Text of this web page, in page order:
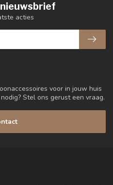
voor in jouw huis
Stel ons gerust een vraag.
acties